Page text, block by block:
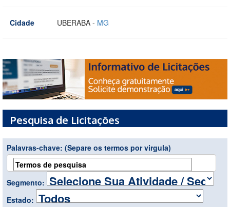
Cidade UBERABA - MG
Pesquisa de Licitações
Palavras-chave: (Separe os termos por virgula)
Segmento:
Estado: